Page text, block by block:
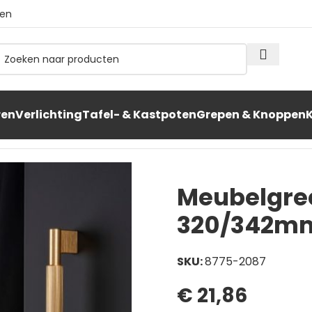
VerlichtingTafel- & KastpotenGrepen & Knoppen
320/
SKU:8775-2087
€ 21,86